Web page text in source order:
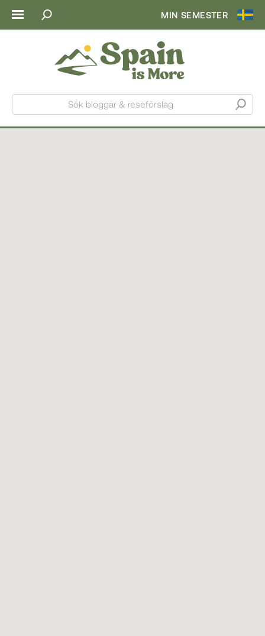
MIN SEMESTER
Sök bloggar & reseförslag